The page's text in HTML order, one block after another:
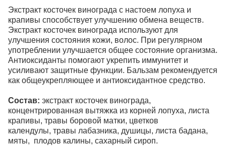
Экстракт косточек винограда с настоем лопуха и
крапивы способствует улучшению обмена веществ.
Экстракт косточек винограда используют для
улучшения состояния кожи, волос. При регулярном
употреблении улучшается общее состояние организма.
Антиоксиданты помогают укрепить иммунитет и
усиливают защитные функции. Бальзам рекомендуется
как общеукрепляющее и антиоксидантное средство.
Состав: экстракт косточек винограда,
концентрированная вытяжка из корней лопуха, листа
крапивы, травы боровой матки, цветков
календулы, травы лабазника, душицы, листа бадана,
мяты, плодов калины, сахарный сироп.